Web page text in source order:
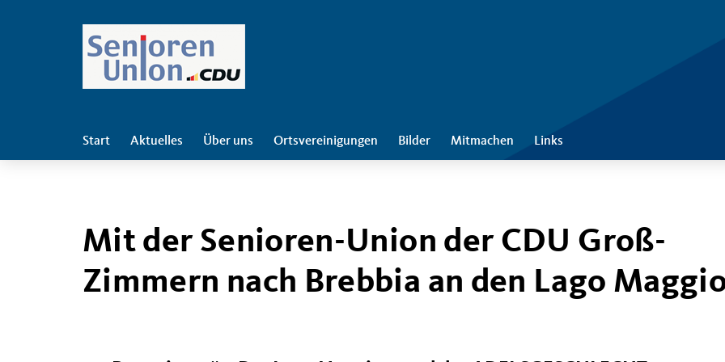
Start Aktuelles Über uns Ortsvereinigungen Bilder Mitmachen Links
Mit der Senioren-Union der CDU Groß-
Zimmern nach Brebbia an den Lago